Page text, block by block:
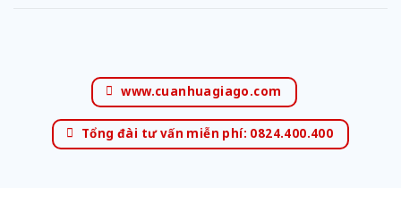
www.cuanhuagiago.com
Tổng đài tư vấn miễn phí: 0824.400.400